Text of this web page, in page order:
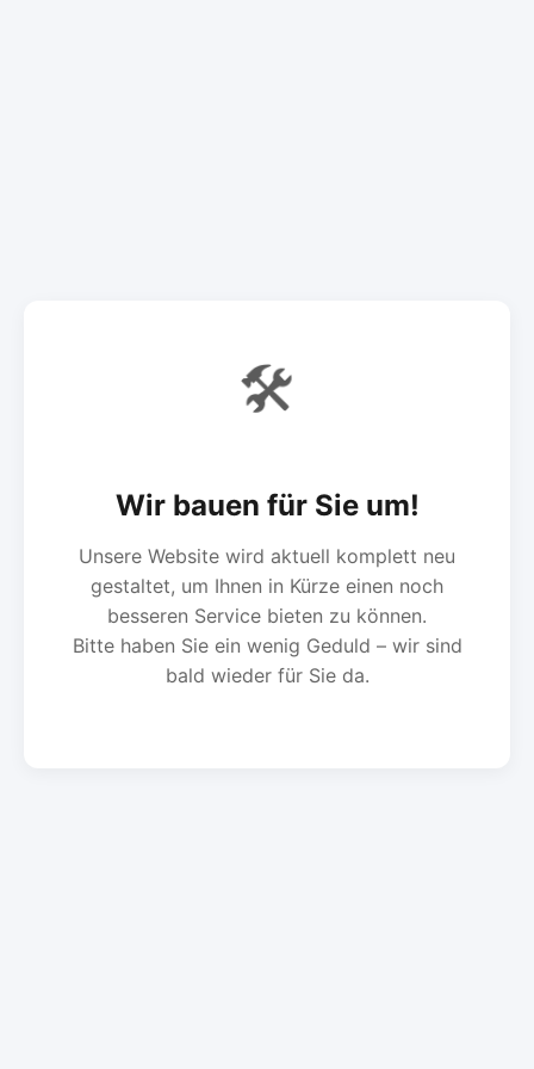
🛠️
Wir bauen für Sie um!
Unsere Website wird aktuell komplett neu
gestaltet, um Ihnen in Kürze einen noch
besseren Service bieten zu können.
Bitte haben Sie ein wenig Geduld – wir sind
bald wieder für Sie da.